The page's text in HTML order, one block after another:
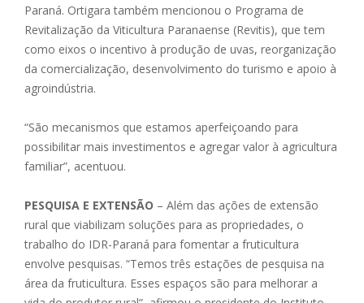
Paraná. Ortigara também mencionou o Programa de
Revitalização da Viticultura Paranaense (Revitis), que tem
como eixos o incentivo à produção de uvas, reorganização
da comercialização, desenvolvimento do turismo e apoio à
agroindústria.
“São mecanismos que estamos aperfeiçoando para
possibilitar mais investimentos e agregar valor à agricultura
familiar”, acentuou.
PESQUISA E EXTENSÃO – Além das ações de extensão
rural que viabilizam soluções para as propriedades, o
trabalho do IDR-Paraná para fomentar a fruticultura
envolve pesquisas. “Temos três estações de pesquisa na
área da fruticultura. Esses espaços são para melhorar a